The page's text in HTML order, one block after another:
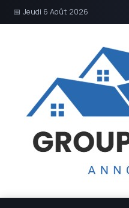
📅 Jeudi 6 Août 2026